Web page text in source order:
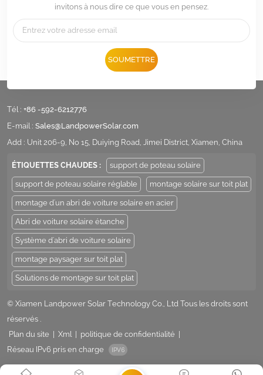
invitons à nous dire ce que vous en pensez.
SOUMETTRE
Tél : +86 -592-6212776
E-mail : Sales@LandpowerSolar.com
Add : Unit 206-9, No 15, Duiying Road, Jimei District, Xiamen, China
ÉTIQUETTES CHAUDES : support de poteau solaire
support de poteau solaire réglable montage solaire sur toit plat
montage d'un abri de voiture solaire en acier
Abri de voiture solaire étanche
Système d'abri de voiture solaire
montage paysager sur toit plat
Solutions de montage sur toit plat
© Xiamen Landpower Solar Technology Co., Ltd Tous les droits sont
réservés .
Plan du site
Xml politique de confidentialité
Réseau IPv6 pris en charge